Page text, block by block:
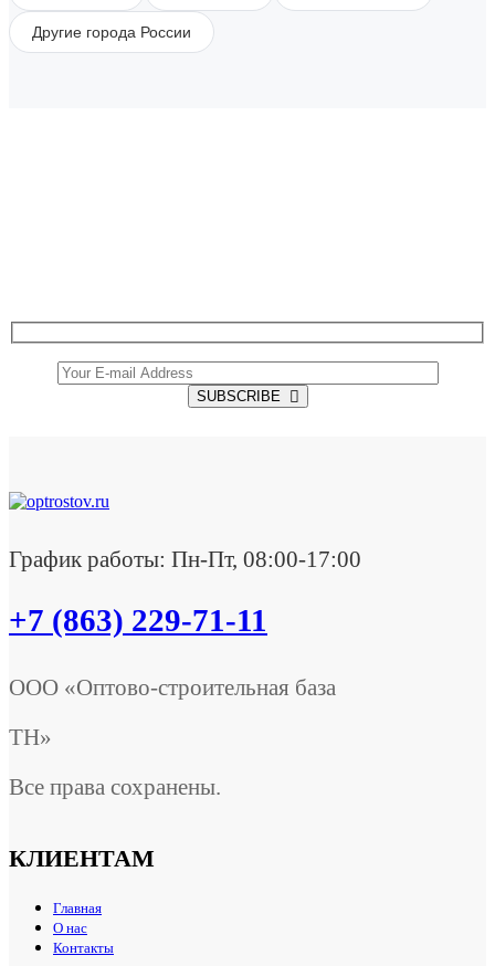
Другие города России
SUBSCRIBE
График работы: Пн-Пт, 08:00-17:00
+7 (863) 229-71-11
ООО «Оптово-строительная база
ТН»
Все права сохранены.
КЛИЕНТАМ
Главная
О нас
Контакты